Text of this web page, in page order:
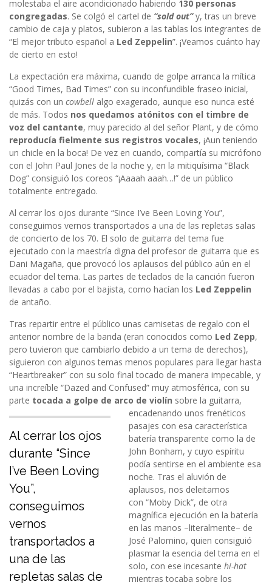
molestaba el aire acondicionado habiendo 130 personas
congregadas. Se colgó el cartel de “sold out”y, tras un breve
cambio de caja y platos, subieron a las tablas los integrantes de
“El mejor tributo español a Led Zeppelin”. ¡Veamos cuánto hay
de cierto en esto!
La expectación era máxima, cuando de golpe arranca la mítica
“Good Times, Bad Times” con su inconfundible fraseo inicial,
quizás con un cowbell algo exagerado, aunque eso nunca esté
de más. Todos nos quedamos atónitos con el timbre de
voz del cantante, muy parecido al del señor Plant, y de cómo
reproducía fielmente sus registros vocales, ¡Aun teniendo
un chicle en la boca! De vez en cuando, compartía su micrófono
con el John Paul Jones de la noche y, en la mitiquísima “Black
Dog” consiguió los coreos “¡Aaaah aaah…!” de un público
totalmente entregado.
Al cerrar los ojos durante “Since I’ve Been Loving You”,
conseguimos vernos transportados a una de las repletas salas
de concierto de los 70. El solo de guitarra del tema fue
ejecutado con la maestría digna del profesor de guitarra que es
Dani Magaña, que provocó los aplausos del público aún en el
ecuador del tema. Las partes de teclados de la canción fueron
llevadas a cabo por el bajista, como hacían los Led Zeppelin
de antaño.
Tras repartir entre el público unas camisetas de regalo con el
anterior nombre de la banda (eran conocidos como Led Zepp,
pero tuvieron que cambiarlo debido a un tema de derechos),
siguieron con algunos temas menos populares para llegar hasta
“Heartbreaker” con su solo final tocado de manera impecable, y
una increíble “Dazed and Confused” muy atmosférica, con su
parte tocada a golpe de arco de violín sobre la guitarra,
Al cerrar los ojos
durante “Since
I’ve Been Loving
You”,
conseguimos
vernos
transportados a
una de las
repletas salas de
encadenando unos frenéticos
pasajes con esa característica
batería transparente como la de
John Bonham, y cuyo espíritu
podía sentirse en el ambiente esa
noche. Tras el aluvión de
aplausos, nos deleitamos
con “Moby Dick”, de otra
magnífica ejecución en la batería
en las manos –literalmente– de
José Palomino, quien consiguió
plasmar la esencia del tema en el
solo, con ese incesantehi-hat
mientras tocaba sobre los